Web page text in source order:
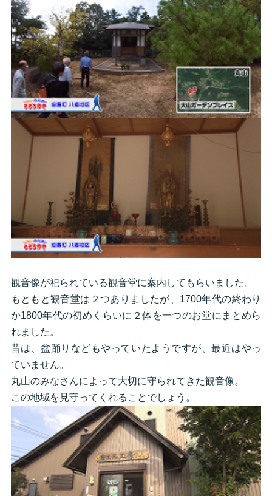
観音像が祀られている観音堂に案内してもらいました。
もともと観音堂は２つありましたが、1700年代の終わり
か1800年代の初めくらいに２体を一つのお堂にまとめら
れました。
昔は、盆踊りなどもやっていたようですが、最近はやっ
ていません。
丸山のみなさんによって大切に守られてきた観音像。
この地域を見守ってくれることでしょう。